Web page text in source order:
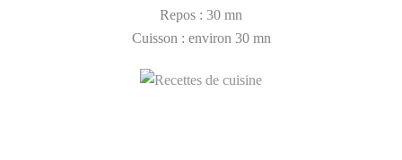
Repos : 30 mn
Cuisson : environ 30 mn